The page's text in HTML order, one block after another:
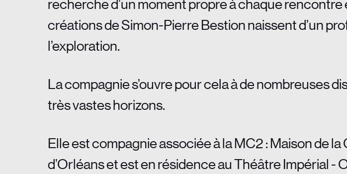
recherche d’un moment propre à chaque
créations de Simon-Pierre Bestion naissent d’un
l’exploration.
La compagnie s’ouvre pour cela à de nombreuses
très vastes horizons.
Elle est compagnie associée à la MC2 : Maison de
d’Orléans et est en résidence au Théâtre Impérial